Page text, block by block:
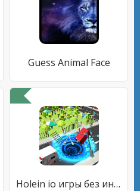
Guess Animal Face
Holein io игры без интернета, ио игры выживание!!